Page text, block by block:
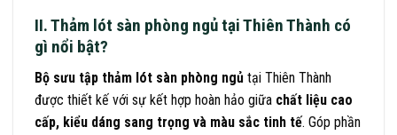
II. Thảm lót sàn phòng ngủ tại Thiên Thành có
gì nổi bật?
Bộ sưu tập thảm lót sàn phòng ngủ tại Thiên Thành
được thiết kế với sự kết hợp hoàn hảo giữa chất liệu cao
cấp, kiểu dáng sang trọng và màu sắc tinh tế. Góp phần